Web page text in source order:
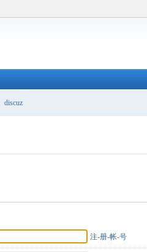
discuz
注-册-帐-号